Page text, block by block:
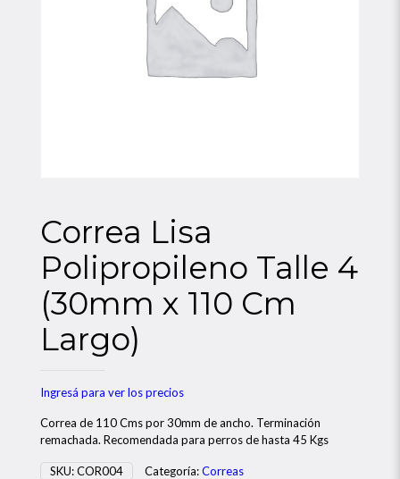
Correa Lisa
Polipropileno Talle 4
(30mm x 110 Cm
Largo)
Ingresá para ver los precios
Correa de 110 Cms por 30mm de ancho. Terminación
remachada. Recomendada para perros de hasta 45 Kgs
SKU:COR004 Categoría:Correas